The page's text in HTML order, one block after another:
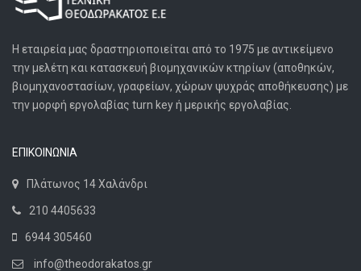
Η εταιρεία μας δραστηριοποιείται από το 1975 με αντικείμενο
την μελέτη και κατασκευή βιομηχανικών κτηρίων (αποθηκών,
βιομηχανοστασίων, γραφείων, χώρων ψυχράς αποθήκευσης) με
την μορφή εργολαβίας turn key ή μερικής εργολαβίας.
ΕΠΙΚΟΙΝΩΝΙΑ
Πλάτωνος 14 Χαλάνδρι
210 4405633
6944 305460
info@theodorakatos.gr